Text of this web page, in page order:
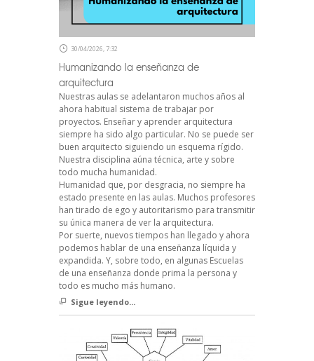
30/04/2026, 7:32
Humanizando la enseñanza de
arquitectura
Nuestras aulas se adelantaron muchos años al
ahora habitual sistema de trabajar por
proyectos. Enseñar y aprender arquitectura
siempre ha sido algo particular. No se puede ser
buen arquitecto siguiendo un esquema rígido.
Nuestra disciplina aúna técnica, arte y sobre
todo mucha humanidad.
Humanidad que, por desgracia, no siempre ha
estado presente en las aulas. Muchos profesores
han tirado de ego y autoritarismo para transmitir
su única manera de ver la arquitectura.
Por suerte, nuevos tiempos han llegado y ahora
podemos hablar de una enseñanza líquida y
expandida. Y, sobre todo, en algunas Escuelas
de una enseñanza donde prima la persona y
todo es mucho más humano.
Sigue leyendo...